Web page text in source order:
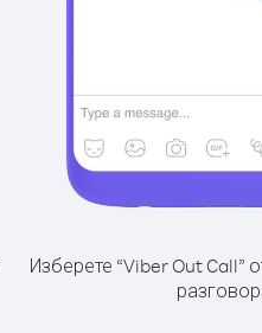
Изберете “Viber Out Call”